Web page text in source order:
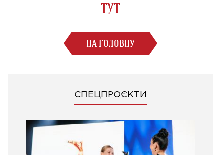
ТУТ
НА ГОЛОВНУ
СПЕЦПРОЄКТИ